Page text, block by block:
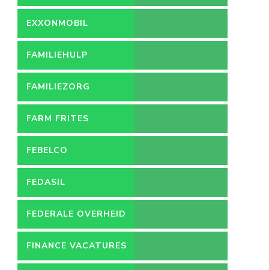
EXXONMOBIL
FAMILIEHULP
FAMILIEZORG
FARM FRITES
FEBELCO
FEDASIL
FEDERALE OVERHEID
FINANCE VACATURES